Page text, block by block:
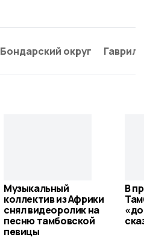
Бондарский округ
Музыкальный
коллектив из Африки
снял видеоролик на
песню тамбовской
певицы
В